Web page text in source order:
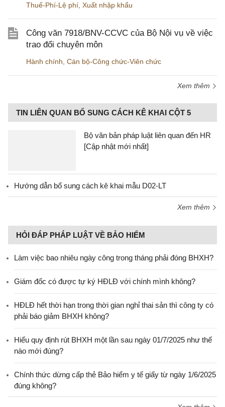
Thuế-Phí-Lệ phí Xuất nhập khẩu
Công văn 7918/BNV-CCVC của Bộ Nội vụ về việc
trao đổi chuyên môn
Hành chính Cán bộ-Công chức-Viên chức
Xem thêm
TIN LIÊN QUAN BỔ SUNG CÁCH KÊ KHAI CỘT 5
Bộ văn bản pháp luật liên quan đến HR
[Cập nhật mới nhất]
Hướng dẫn bổ sung cách kê khai mẫu D02-LT
Xem thêm
HỎI ĐÁP PHÁP LUẬT VỀ BẢO HIỂM
Làm việc bao nhiêu ngày công trong tháng phải đóng BHXH?
Giám đốc có được tự ký HĐLĐ với chính mình không?
HĐLĐ hết thời hạn trong thời gian nghỉ thai sản thì công ty có
phải báo giảm BHXH không?
Hiểu quy định rút BHXH một lần sau ngày 01/7/2025 như thế
nào mới đúng?
Chính thức dừng cấp thẻ Bảo hiểm y tế giấy từ ngày 1/6/2025
đúng không?